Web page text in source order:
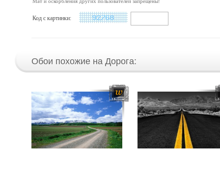
Код с картинки:
Обои похожие на Дорога: